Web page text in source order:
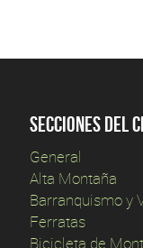
Secciones del
General
Alta Montaña
Barranquismo y
Ferratas
Bicicleta de